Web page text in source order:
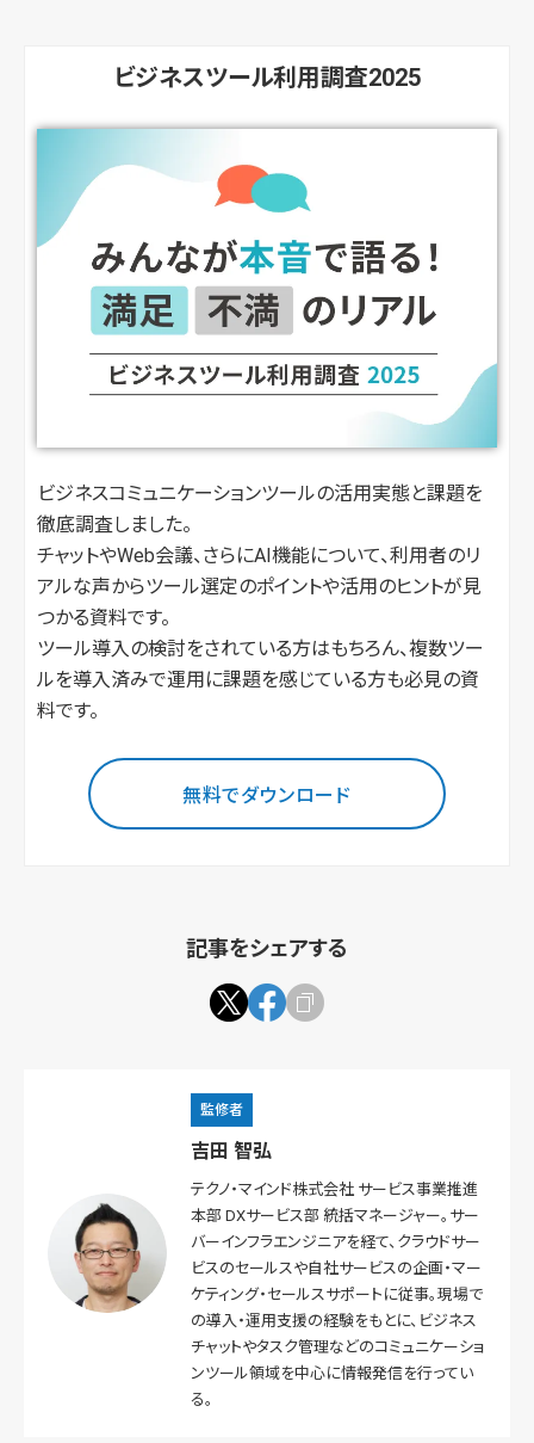
ビジネスツール利用調査2025
ビジネスコミュニケーションツールの活用実態と課題を
徹底調査しました。
チャットやWeb会議、さらにAI機能について、利用者のリ
アルな声からツール選定のポイントや活用のヒントが見
つかる資料です。
ツール導入の検討をされている方はもちろん、複数ツー
ルを導入済みで運用に課題を感じている方も必見の資
料です。
無料でダウンロード
記事をシェアする
監修者
吉田 智弘
テクノ・マインド株式会社 サービス事業推進
本部 DXサービス部 統括マネージャー。サー
バーインフラエンジニアを経て、クラウドサー
ビスのセールスや自社サービスの企画・マー
ケティング・セールスサポートに従事。現場で
の導入・運用支援の経験をもとに、ビジネス
チャットやタスク管理などのコミュニケーショ
ンツール領域を中心に情報発信を行ってい
る。